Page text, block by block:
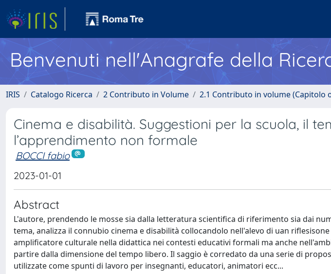
Benvenuti nell'Anagrafe della
IRIS Catalogo Ricerca 2 Contributo in Volume 2.1 Contributo in volume (Capitolo
Cinema e disabilità. Suggestioni per la scuola, il
l’apprendimento non formale
BOCCI fabio
2023-01-01
Abstract
L'autore, prendendo le mosse sia dalla letteratura scientifica di riferimento sia dai
tema, analizza il connubio cinema e disabilità collocandolo nell'alevo di uan
amplificatore culturale nella didattica nei contesti educativi formali ma anche
partire dalla dimensione del tempo libero. Il saggio è corredato da una serie di
utilizzate come spunti di lavoro per insegnanti, educatori, animatori ecc...